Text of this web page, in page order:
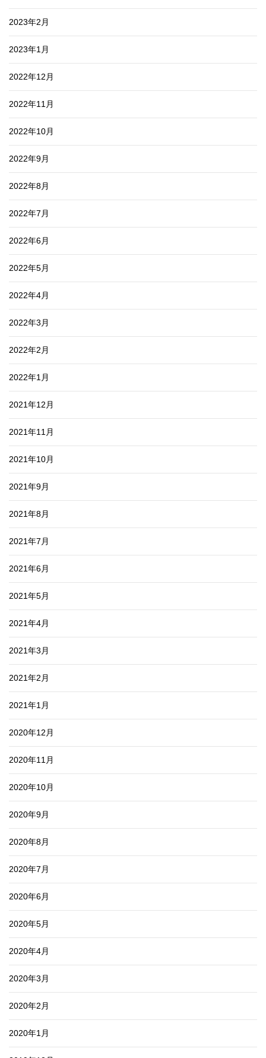
2023年2月
2023年1月
2022年12月
2022年11月
2022年10月
2022年9月
2022年8月
2022年7月
2022年6月
2022年5月
2022年4月
2022年3月
2022年2月
2022年1月
2021年12月
2021年11月
2021年10月
2021年9月
2021年8月
2021年7月
2021年6月
2021年5月
2021年4月
2021年3月
2021年2月
2021年1月
2020年12月
2020年11月
2020年10月
2020年9月
2020年8月
2020年7月
2020年6月
2020年5月
2020年4月
2020年3月
2020年2月
2020年1月